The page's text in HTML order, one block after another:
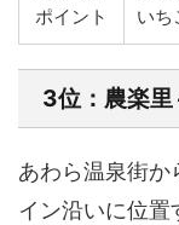
ポイント
いち
3位：農楽里
あわら温泉街か
イン沿いに位置